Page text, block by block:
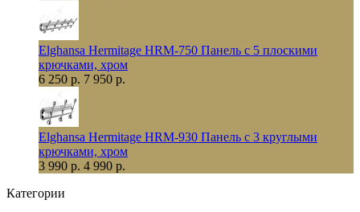
Elghansa Hermitage HRM-750 Панель с 5 плоскими
крючками, хром
6 250 р. 7 950 р.
Elghansa Hermitage HRM-930 Панель с 3 круглыми
крючками, хром
3 990 р. 4 990 р.
Категории